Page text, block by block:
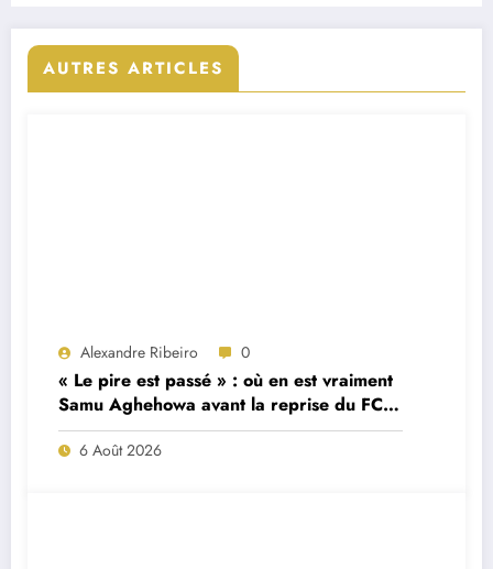
AUTRES ARTICLES
Alexandre Ribeiro 0
« Le pire est passé » : où en est vraiment
Samu Aghehowa avant la reprise du FC
Porto ?
6 Août 2026